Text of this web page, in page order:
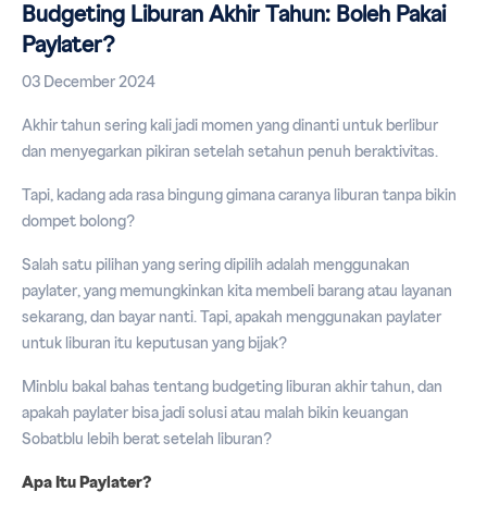
Budgeting Liburan Akhir Tahun: Boleh Pakai
Paylater?
03 December 2024
Akhir tahun sering kali jadi momen yang dinanti untuk berlibur
dan menyegarkan pikiran setelah setahun penuh beraktivitas.
Tapi, kadang ada rasa bingung gimana caranya liburan tanpa bikin
dompet bolong?
Salah satu pilihan yang sering dipilih adalah menggunakan
paylater, yang memungkinkan kita membeli barang atau layanan
sekarang, dan bayar nanti. Tapi, apakah menggunakan paylater
untuk liburan itu keputusan yang bijak?
Minblu bakal bahas tentang budgeting liburan akhir tahun, dan
apakah paylater bisa jadi solusi atau malah bikin keuangan
Sobatblu lebih berat setelah liburan?
Apa Itu Paylater?